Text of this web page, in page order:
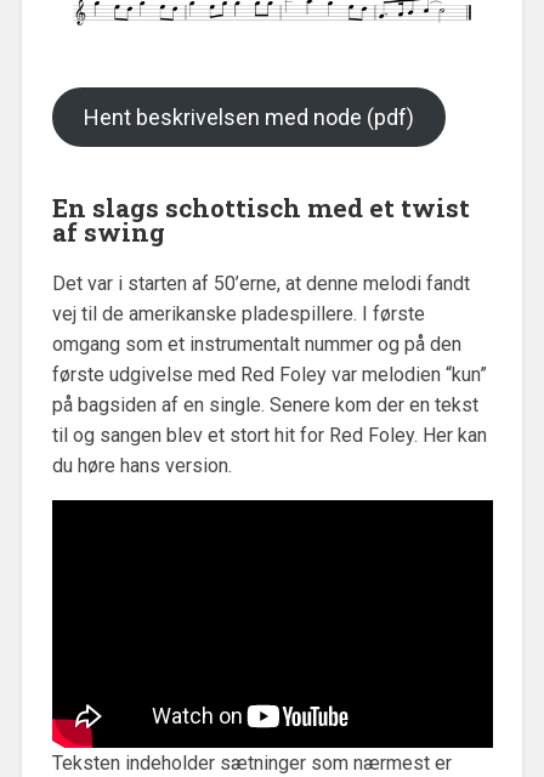
Hent beskrivelsen med node (pdf)
En slags schottisch med et twist
af swing
Det var i starten af 50’erne, at denne melodi fandt
vej til de amerikanske pladespillere. I første
omgang som et instrumentalt nummer og på den
første udgivelse med Red Foley var melodien “kun”
på bagsiden af en single. Senere kom der en tekst
til og sangen blev et stort hit for Red Foley. Her kan
du høre hans version.
Teksten indeholder sætninger som nærmest er